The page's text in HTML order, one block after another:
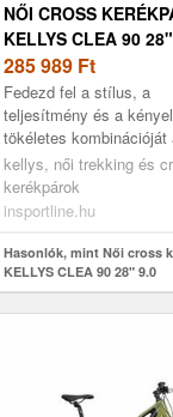
NŐI CROSS
KELLYS CLEA 90
285 989 Ft
Fedezd fel a stílus, a
teljesítmény és a
tökéletes kombinációját
KELLYS CLEA 90 28"
kerékpárral! A kerékpár
KELLYS Cros...
kellys, női trekking és
kerékpárok
insportline.hu
Hasonlók, mint Női cross
KELLYS CLEA 90 28" 9.0